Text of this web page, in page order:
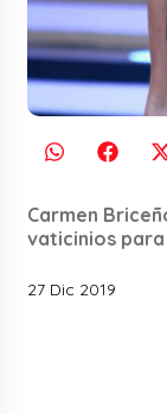
Carmen
vaticinios
27 Dic 2019